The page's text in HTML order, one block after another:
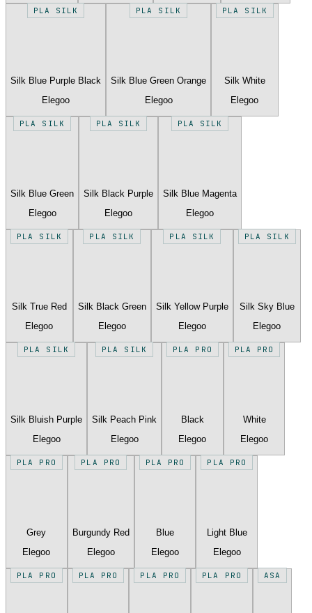
PLA SILK
Silk Blue Purple Black
Elegoo
PLA SILK
Silk Blue Green Orange
Elegoo
PLA SILK
Silk White
Elegoo
PLA SILK
Silk Blue Green
Elegoo
PLA SILK
Silk Black Purple
Elegoo
PLA SILK
Silk Blue Magenta
Elegoo
PLA SILK
Silk True Red
Elegoo
PLA SILK
Silk Black Green
Elegoo
PLA SILK
Silk Yellow Purple
Elegoo
PLA SILK
Silk Sky Blue
Elegoo
PLA SILK
Silk Bluish Purple
Elegoo
PLA SILK
Silk Peach Pink
Elegoo
PLA PRO
Black
Elegoo
PLA PRO
White
Elegoo
PLA PRO
Grey
Elegoo
PLA PRO
Burgundy Red
Elegoo
PLA PRO
Blue
Elegoo
PLA PRO
Light Blue
Elegoo
PLA PRO PLA PRO PLA PRO PLA PRO ASA